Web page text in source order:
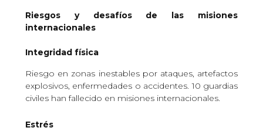
Riesgos y desafíos de las misiones
internacionales
Integridad física
Riesgo en zonas inestables por ataques, artefactos
explosivos, enfermedades o accidentes. 10 guardias
civiles han fallecido en misiones internacionales.
Estrés